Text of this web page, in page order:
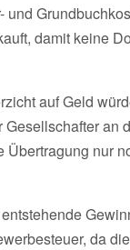
damit keine
auf Geld
an
nur
da